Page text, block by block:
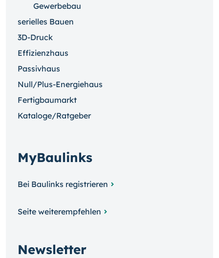
Gewerbebau
serielles Bauen
3D-Druck
Effizienzhaus
Passivhaus
Null/Plus-Energiehaus
Fertigbaumarkt
Kataloge/Ratgeber
MyBaulinks
Bei Baulinks registrieren
Seite weiterempfehlen
Newsletter